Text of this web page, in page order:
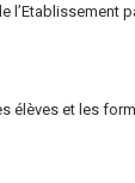
l’Etablissement
élèves et les